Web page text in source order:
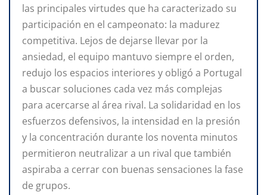
las principales virtudes que ha caracterizado su
participación en el campeonato: la madurez
competitiva. Lejos de dejarse llevar por la
ansiedad, el equipo mantuvo siempre el orden,
redujo los espacios interiores y obligó a Portugal
a buscar soluciones cada vez más complejas
para acercarse al área rival. La solidaridad en los
esfuerzos defensivos, la intensidad en la presión
y la concentración durante los noventa minutos
permitieron neutralizar a un rival que también
aspiraba a cerrar con buenas sensaciones la fase
de grupos.